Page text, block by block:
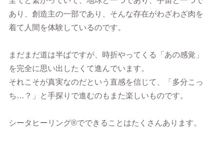
あり、創造主の一部であり、そんな存在がわざわざ肉を
着て人間を体験しているのです。
まだまだ道は半ばですが、時折やってくる「あの感覚」
を完全に思い出したくて進んでいます。
それこそが真実なのだという直感を信じて、「多分こっ
ち…？」と手探りで進むのもまた楽しいものです。
シータヒーリング®︎でできることはたくさんあります。